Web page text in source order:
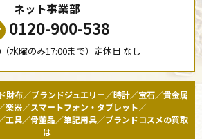
ネット事業部
0120-900-538
水曜のみ17:00まで）定休日 なし
財布／ブランドジュエリー／時計／宝石／貴金属
楽器／スマートフォン・タブレット／
工具／骨董品／筆記用具／ブランドコスメの買取
は